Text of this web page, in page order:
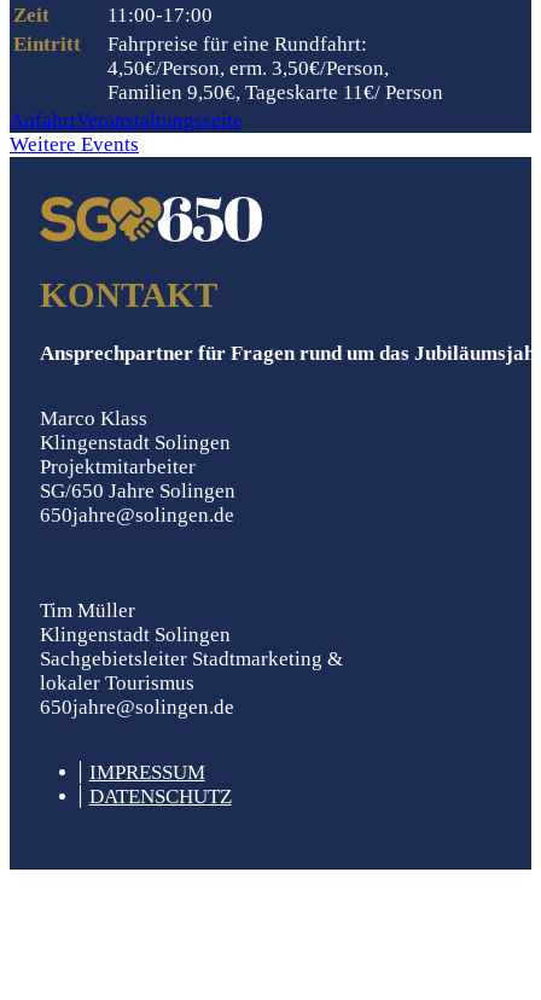
Zeit
11:00-17:00
Eintritt
Fahrpreise für eine Rundfahrt:
4,50€/Person, erm. 3,50€/Person,
Familien 9,50€, Tageskarte 11€/ Person
AnfahrtVeranstaltungsseite
Weitere Events
KONTAKT
Ansprechpartner für Fragen rund um das
Marco Klass
Klingenstadt Solingen
Projektmitarbeiter
SG/650 Jahre Solingen
650jahre@solingen.de
Tim Müller
Klingenstadt Solingen
Sachgebietsleiter Stadtmarketing &
lokaler Tourismus
650jahre@solingen.de
IM­PRESSUM
DATEN­SCHUTZ